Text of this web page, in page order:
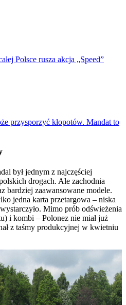
Polsce rusza akcja „Speed”
przysporzyć kłopotów. Mandat to
był jednym z najczęściej
drogach. Ale zachodnia
bardziej zaawansowane modele.
jedna karta przetargowa – niska
Mimo prób odświeżenia
i kombi – Polonez nie miał już
z taśmy produkcyjnej w kwietniu